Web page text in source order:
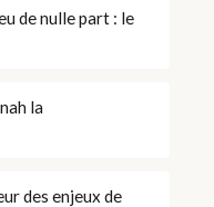
de nulle part : le
la
des enjeux de